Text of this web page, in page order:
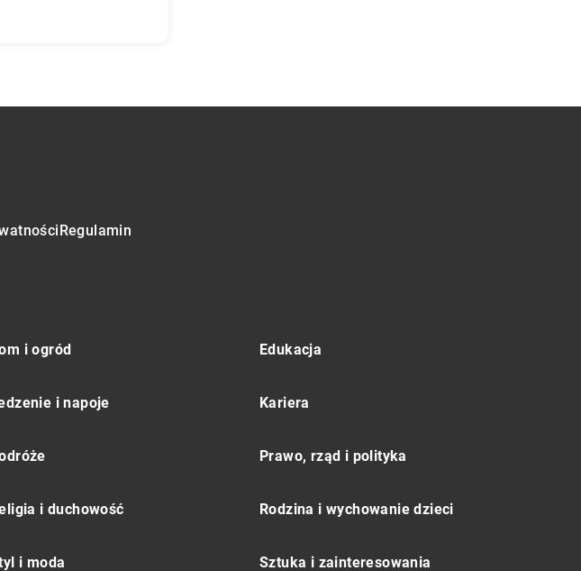
Regulamin
i ogród Edukacja
i napoje Kariera
Prawo, rząd i polityka
i duchowość Rodzina i wychowanie dzieci
i moda Sztuka i zainteresowania